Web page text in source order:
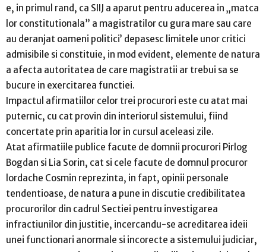
e, in primul rand, ca SIIJ a aparut pentru aducerea in „matca
lor constitutionala” a magistratilor cu gura mare sau care
au deranjat oameni politici’ depasesc limitele unor critici
admisibile si constituie, in mod evident, elemente de natura
a afecta autoritatea de care magistratii ar trebui sa se
bucure in exercitarea functiei.
Impactul afirmatiilor celor trei procurori este cu atat mai
puternic, cu cat provin din interiorul sistemului, fiind
concertate prin aparitia lor in cursul aceleasi zile.
Atat afirmatiile publice facute de domnii procurori Pirlog
Bogdan si Lia Sorin, cat si cele facute de domnul procuror
lordache Cosmin reprezinta, in fapt, opinii personale
tendentioase, de natura a pune in discutie credibilitatea
procurorilor din cadrul Sectiei pentru investigarea
infractiunilor din justitie, incercandu-se acreditarea ideii
unei functionari anormale si incorecte a sistemului judiciar,